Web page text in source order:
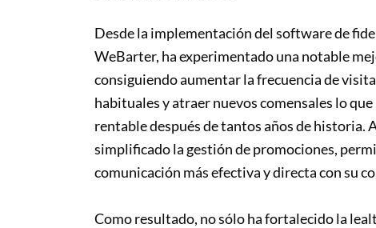
Desde la implementación del software de
WeBarter, ha experimentado una notable
consiguiendo aumentar la frecuencia de
habituales y atraer nuevos comensales lo
rentable después de tantos años de historia.
simplificado la gestión de promociones,
comunicación más efectiva y directa con su
Como resultado, no sólo ha fortalecido la